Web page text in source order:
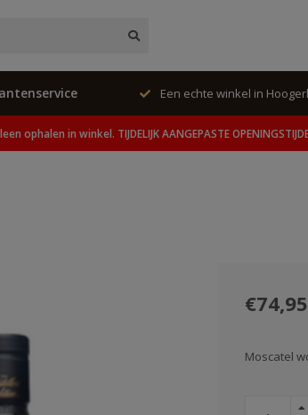
in winkel. Een echte winkel in
ophalen in winkel. TIJDELIJK AANGEPASTE
€74,95
Moscatel